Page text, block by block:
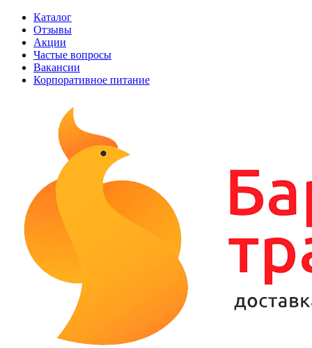
Каталог
Отзывы
Акции
Частые вопросы
Вакансии
Корпоративное питание